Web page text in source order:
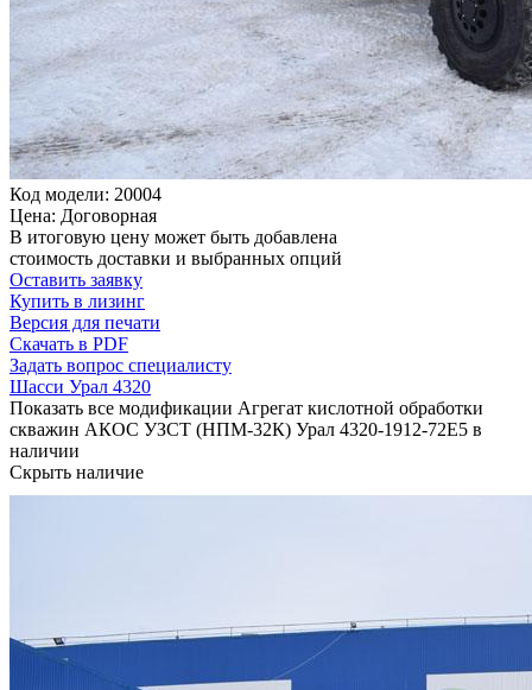
Код модели: 20004
Цена: Договорная
В итоговую цену может быть добавлена
стоимость доставки и выбранных опций
Оставить заявку
Купить в лизинг
Версия для печати
Скачать в PDF
Задать вопрос специалисту
Шасси Урал 4320
Показать все модификации Агрегат кислотной обработки
скважин АКОС УЗСТ (НПМ-32К) Урал 4320-1912-72Е5 в
наличии
Скрыть наличие